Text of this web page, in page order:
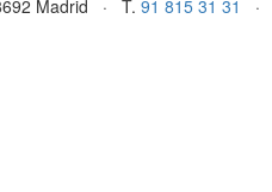
Madrid · T. 91 815 31 31
·